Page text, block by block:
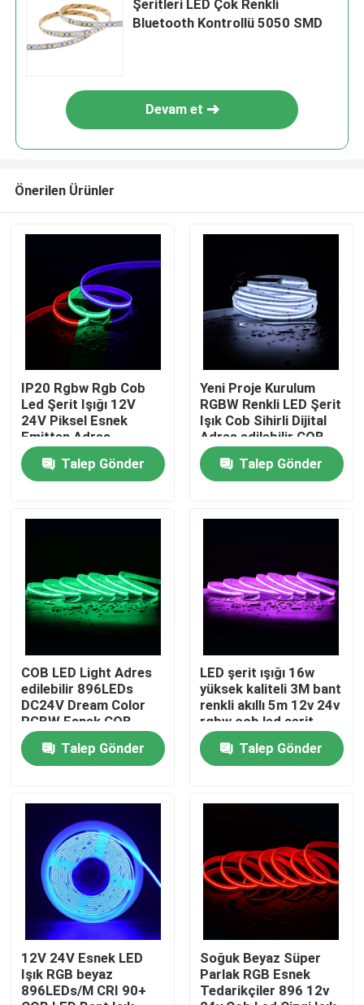
Hakkımızda
Ürünler
videolar
COB LED Şerit
RGB LED ŞERİT
Tek Renkli LED Şerit
Ayarlanabilir Beyaz LED Şerit
Şeritleri LED Çok Renkli
Bluetooth Kontrollü 5050 SMD
Devam et
Önerilen Ürünler
IP20 Rgbw Rgb Cob
Led Şerit Işığı 12V
24V Piksel Esnek
Emitten Adres
edilebilir Cob LED şerit
Talep Gönder
Yeni Proje Kurulum
RGBW Renkli LED Şerit
Işık Cob Sihirli Dijital
Adres edilebilir COB
LED Şerit
Talep Gönder
COB LED Light Adres
edilebilir 896LEDs
DC24V Dream Color
RGBW Esnek COB
Dijital LED Piksel
Talep Gönder
LED şerit ışığı 16w
yüksek kaliteli 3M bant
renkli akıllı 5m 12v 24v
rgbw cob led şerit
Talep Gönder
12V 24V Esnek LED
Işık RGB beyaz
896LEDs/M CRI 90+
Soğuk Beyaz Süper
Parlak RGB Esnek
Tedarikçiler 896 12v